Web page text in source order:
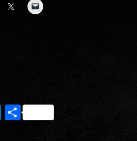
LinkedIn
Partajează